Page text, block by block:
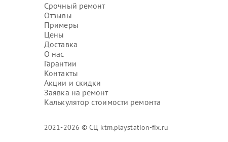
Срочный ремонт
Отзывы
Примеры
Цены
Доставка
О нас
Гарантии
Контакты
Акции и скидки
Заявка на ремонт
Калькулятор стоимости ремонта
2021-2026 © СЦ ktm.playstation-fix.ru